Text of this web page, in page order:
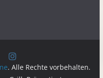
. Alle Rechte vorbehalten.